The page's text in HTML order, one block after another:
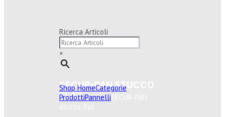
Ricerca Articoli
×
SECUR-PAN STUCCO
FLAT
Shop HomeCategorie
ProdottiPannelli